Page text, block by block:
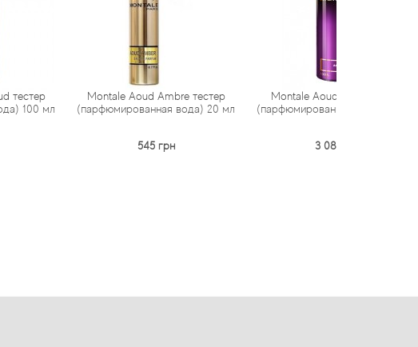
Montale Aoud Ambre тестер
(парфюмированная вода) 20 мл
Montale Aoud Sense тестер
(парфюмированная вода) 100 мл